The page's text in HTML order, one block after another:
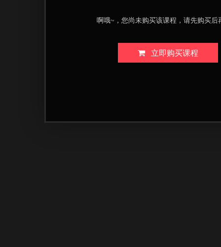
啊哦~，您尚未购买该课程，请先购买后
立即购买课程